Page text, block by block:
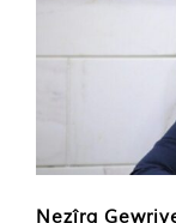
Nezîra